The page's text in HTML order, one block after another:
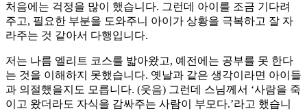
처음에는 걱정을 많이 했습니다. 그런데 아이를 조금 기다려
주고, 필요한 부분을 도와주니 아이가 상황을 극복하고 잘 자
라주는 것 같아서 다행입니다.
저는 나름 엘리트 코스를 밟아왔고, 예전에는 공부를 못 한다
는 것을 이해하지 못했습니다. 옛날과 같은 생각이라면 아이들
과 의절했을지도 모릅니다. (웃음) 그런데 스님께서 ‘사람을 죽
이고 왔더라도 자식을 감싸주는 사람이 부모다.’라고 했습니